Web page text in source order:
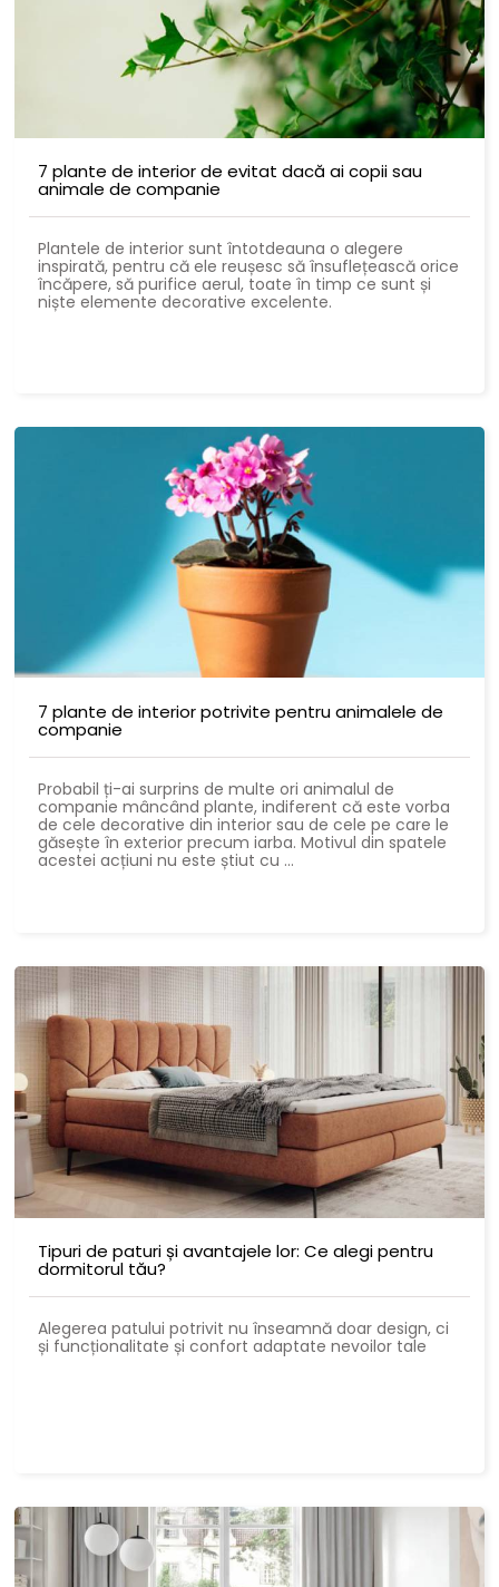
7 plante de interior de evitat dacă ai copii sau
animale de companie
Plantele de interior sunt întotdeauna o alegere
inspirată, pentru că ele reușesc să însuflețească orice
încăpere, să purifice aerul, toate în timp ce sunt și
niște elemente decorative excelente.
7 plante de interior potrivite pentru animalele de
companie
Probabil ți-ai surprins de multe ori animalul de
companie mâncând plante, indiferent că este vorba
de cele decorative din interior sau de cele pe care le
găsește în exterior precum iarba. Motivul din spatele
acestei acțiuni nu este știut cu ...
Tipuri de paturi și avantajele lor: Ce alegi pentru
dormitorul tău?
Alegerea patului potrivit nu înseamnă doar design, ci
și funcționalitate și confort adaptate nevoilor tale